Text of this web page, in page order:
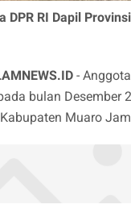
DPR RI Dapil
-
bulan Desember
Muaro